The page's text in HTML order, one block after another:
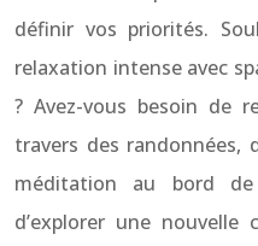
définir vos priorités.
relaxation intense avec
? Avez-vous besoin de
travers des randonnées,
méditation au bord de
d’explorer une